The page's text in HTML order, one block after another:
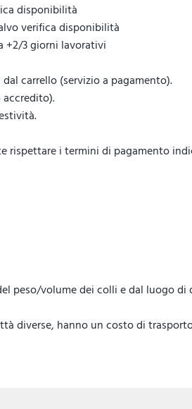
disponibilità
verifica disponibilità
+2/3 giorni lavorativi
carrello (servizio a pagamento).
rispettare i termini di pagamento
peso/volume dei colli e dal luogo di
diverse, hanno un costo di